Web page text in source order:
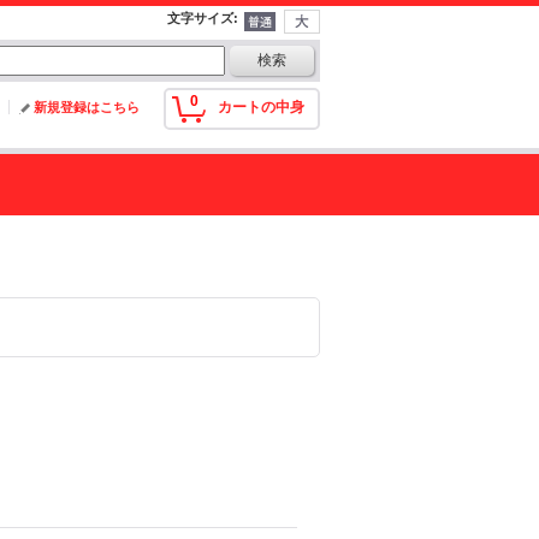
文字サイズ:
0 カートの中身
新規登録はこちら